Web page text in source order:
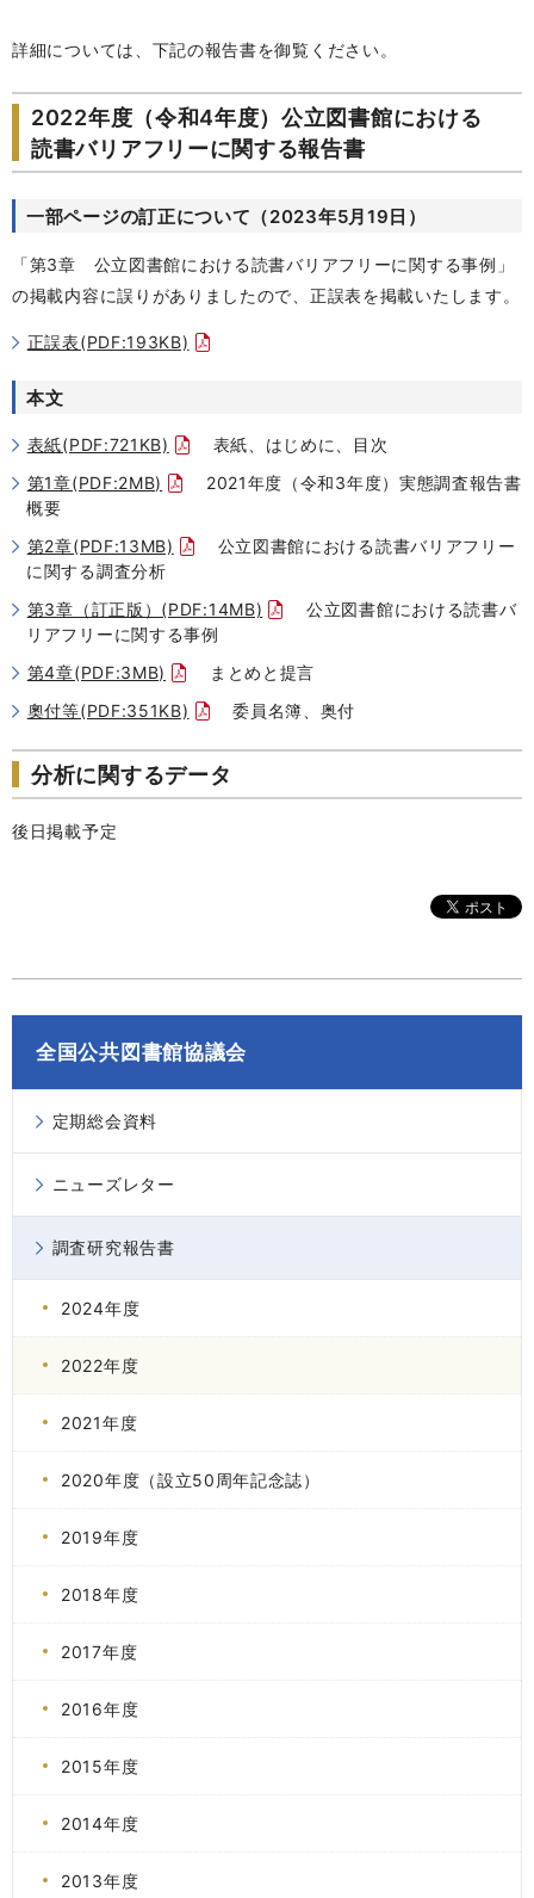
詳細については、下記の報告書を御覧ください。
2022年度（令和4年度）公立図書館における
読書バリアフリーに関する報告書
一部ページの訂正について（2023年5月19日）
「第3章 公立図書館における読書バリアフリーに関する事例」
の掲載内容に誤りがありましたので、正誤表を掲載いたします。
正誤表(PDF:193KB)
本文
表紙(PDF:721KB)
表紙、はじめに、目次
第1章(PDF:2MB)
2021年度（令和3年度）実態調査報告書
概要
第2章(PDF:13MB)
公立図書館における読書バリアフリー
に関する調査分析
第3章（訂正版）(PDF:14MB)
公立図書館における読書バ
リアフリーに関する事例
第4章(PDF:3MB)
まとめと提言
奧付等(PDF:351KB)
委員名簿、奥付
分析に関するデータ
後日掲載予定
全国公共図書館協議会
定期総会資料
ニューズレター
調査研究報告書
2024年度
2022年度
2021年度
2020年度（設立50周年記念誌）
2019年度
2018年度
2017年度
2016年度
2015年度
2014年度
2013年度